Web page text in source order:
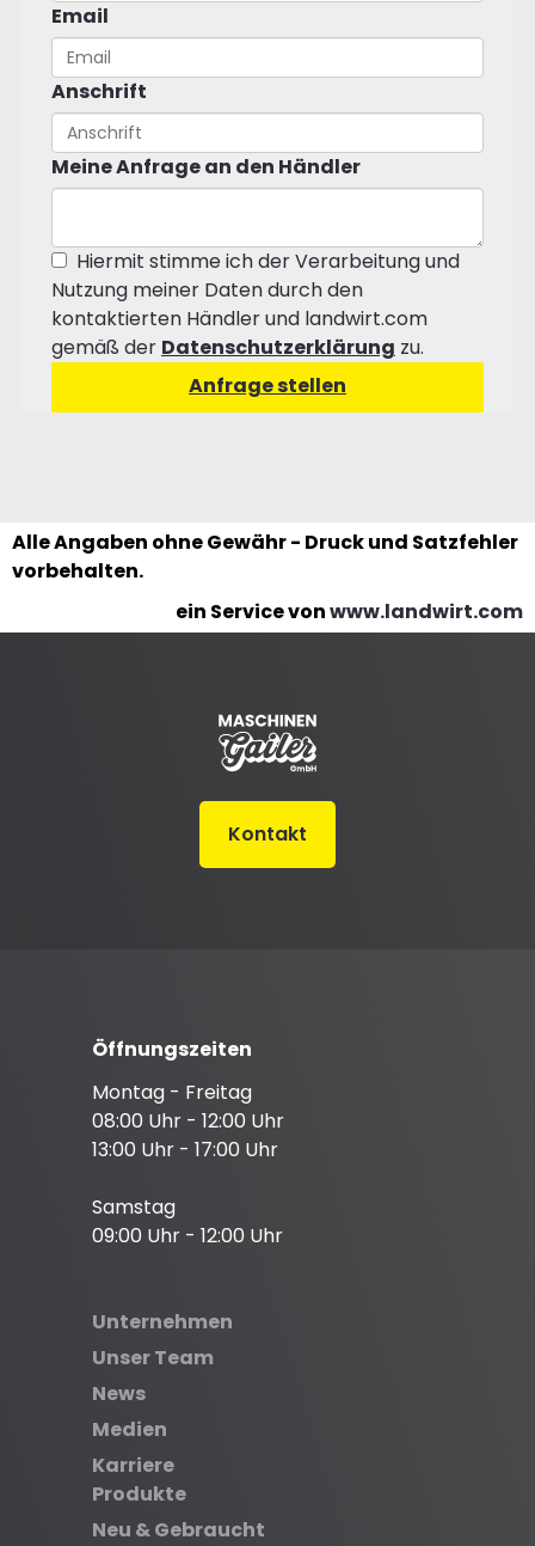
Email
Anschrift
Meine Anfrage an den Händler
Hiermit stimme ich der Verarbeitung und
Nutzung meiner Daten durch den
kontaktierten Händler und landwirt.com
gemäß der Datenschutzerklärung zu.
Alle Angaben ohne Gewähr - Druck und Satzfehler
vorbehalten.
ein Service vonwww.landwirt.com
Kontakt
Öffnungszeiten
Montag - Freitag
08:00 Uhr - 12:00 Uhr
13:00 Uhr - 17:00 Uhr
Samstag
09:00 Uhr - 12:00 Uhr
Unternehmen
Unser Team
News
Medien
Karriere
Produkte
Neu & Gebraucht